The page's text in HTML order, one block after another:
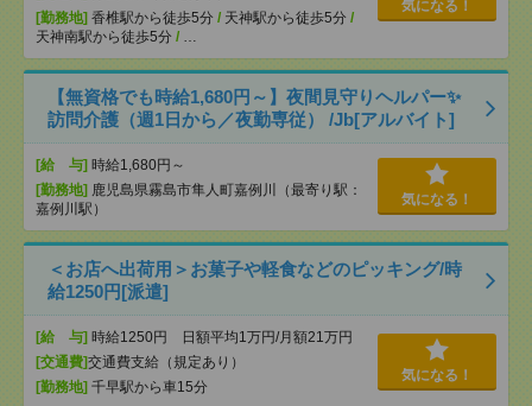
[勤務地] 香椎駅から徒歩5分 / 天神駅から徒歩5分 /
天神南駅から徒歩5分 / …
気になる！
【無資格でも時給1,680円～】夜間見守りヘルパー✨
訪問介護（週1日から／夜勤専従） /Jb[アルバイト]
[給 与] 時給1,680円～
[勤務地] 鹿児島県霧島市隼人町嘉例川（最寄り駅：
嘉例川駅）
気になる！
＜お店へ出荷用＞お菓子や軽食などのピッキング/時
給1250円[派遣]
[給 与] 時給1250円 日額平均1万円/月額21万円
[交通費]交通費支給（規定あり）
[勤務地] 千早駅から車15分
気になる！